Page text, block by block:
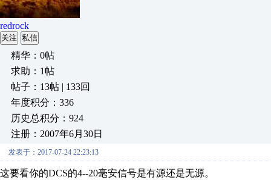
redrock
关注 私信
精华：0帖
求助：1帖
帖子：13帖 | 133回
年度积分：336
历史总积分：924
注册：2007年6月30日
发表于：2017-07-24 22:23:13
这要看你的DCS的4--20毫安信号是有源还是无源。